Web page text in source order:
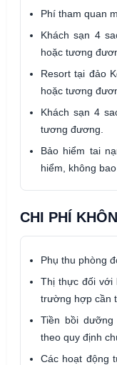
Phí tham quan
Khách sạn 4
hoặc tương
Resort tại đảo
hoặc tương
Khách sạn 4
tương đương.
Bảo hiểm tai
hiểm, không
CHI PHÍ
Phụ thu phòng
Thị thực đối với
trường hợp cần
Tiền bồi
theo quy định
Các hoạt động